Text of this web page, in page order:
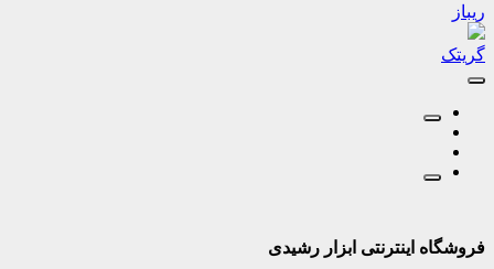
ریباز
گریتک
فروشگاه اینترنتی ابزار رشیدی